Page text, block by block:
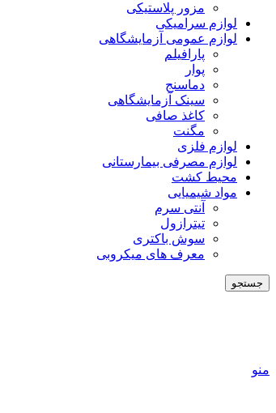
مزور پلاستیکی
لوازم سرامیکی
لوازم عمومی آزمایشگاهی
پارافیلم
پوار
دماسنج
سینک آزمایشگاهی
کاغذ صافی
مگنت
لوازم فلزی
لوازم مصرفی بیمارستانی
محیط کشت
مواد شیمیایی
آنتی سرم
تیترازول
سوش باکتری
معرف های میکروبی
جستجو
منو